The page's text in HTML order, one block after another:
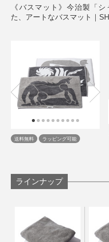
タオルと同じ製法でつく
上の密度で織られており
ビショビショになることな
織り上げた後も、良質の軟
アしています。
※1cm四方のタオルを水の上に浮かべ
のことで、「今治タオル」独自の品質
にクリアすることが認定の条件。
人で使っても水分が床に
バスマットとしては高価
を思えば妥当だと思います
《バスマット》今治製「
た、アートなバスマット｜
送料無料 ラッピング可能
ラインナップ